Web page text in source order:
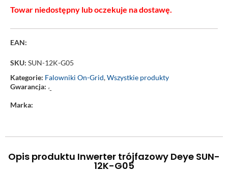
Towar niedostępny lub oczekuje na dostawę.
EAN:
SKU: SUN-12K-G05
Kategorie: Falowniki On-Grid,Wszystkie produkty
Gwarancja: ‘-
Marka:
Opis produktu Inwerter trójfazowy Deye SUN-
12K-G05